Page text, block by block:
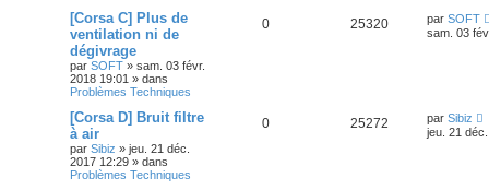
[Corsa C] Plus de
ventilation ni de
dégivrage
par SOFT » sam. 03 févr.
2018 19:01 » dans
Problèmes Techniques
0 25320 par SOFT
sam. 03
[Corsa D] Bruit filtre
à air
par Sibiz » jeu. 21 déc.
2017 12:29 » dans
Problèmes Techniques
0 25272 par Sibiz
jeu. 21